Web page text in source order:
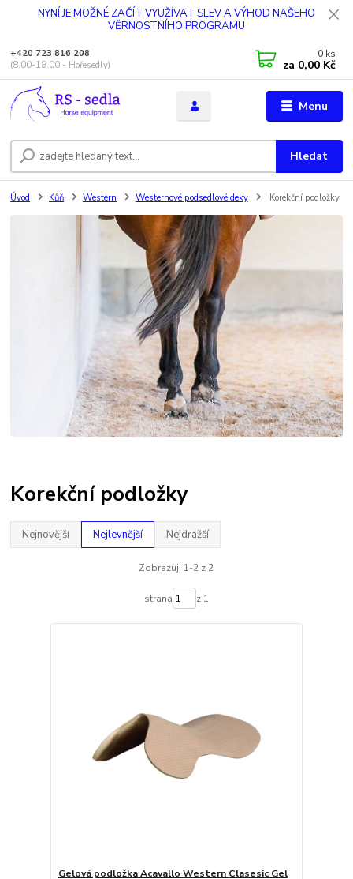
NYNÍ JE MOŽNÉ ZAČÍT VYUŽÍVAT SLEV A VÝHOD NAŠEHO
VĚRNOSTNÍHO PROGRAMU
Menu
Hledat
+420 723 816 208
(8.00-18.00 - Hořesedly)
0 ks
za 0,00 Kč
Úvod Kůň Western Westernové podsedlové deky Korekční podložky
Korekční podložky
Nejnovější Nejlevnější Nejdražší
Zobrazuji 1-2 z 2
strana z 1
Gelová podložka Acavallo Western Clasesic Gel